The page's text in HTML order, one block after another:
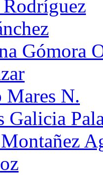
Gómora
Mares N.
Galicia